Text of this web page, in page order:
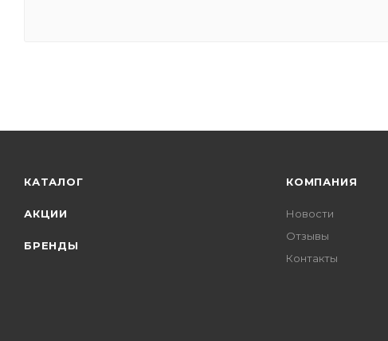
КАТАЛОГ
АКЦИИ
БРЕНДЫ
КОМПАНИЯ
Новости
Отзывы
Контакты